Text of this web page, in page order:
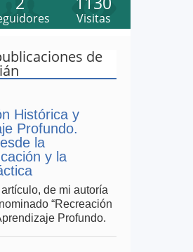
Visitas
de
Histórica y
Profundo.
la
y la
de mi autoría
“Recreación
Profundo.